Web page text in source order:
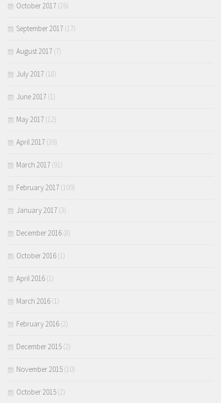
October 2017 (26)
September 2017 (17)
August 2017 (7)
July 2017 (18)
June 2017 (1)
May 2017 (12)
April 2017 (39)
March 2017 (91)
February 2017 (109)
January 2017 (3)
December 2016 (8)
October 2016 (1)
April 2016 (1)
March 2016 (1)
February 2016 (2)
December 2015 (2)
November 2015 (10)
October 2015 (2)